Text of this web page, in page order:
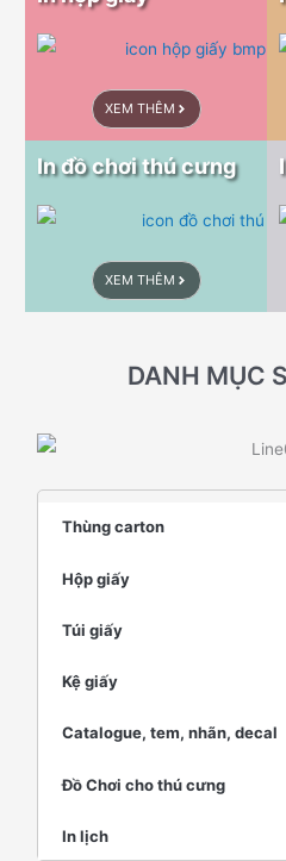
XEM THÊM
In đồ chơi thú cưng
XEM THÊM
DANH MỤC
Thùng carton
Hộp giấy
Túi giấy
Kệ giấy
Catalogue, tem, nhãn, decal
Đồ Chơi cho thú cưng
In lịch